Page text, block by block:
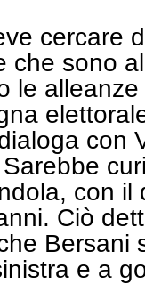
cercare
che sono
le
con
con il
Ciò
Bersani
e a